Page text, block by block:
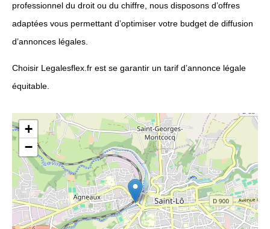
professionnel du droit ou du chiffre, nous disposons d’offres
adaptées vous permettant d’optimiser votre budget de diffusion
d’annonces légales.
Choisir Legalesflex.fr est se garantir un tarif d’annonce légale
équitable.
+
−